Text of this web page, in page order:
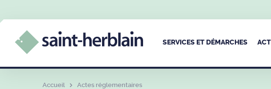
SERVICES ET DÉMARCHES
Accueil
Actes réglementaires